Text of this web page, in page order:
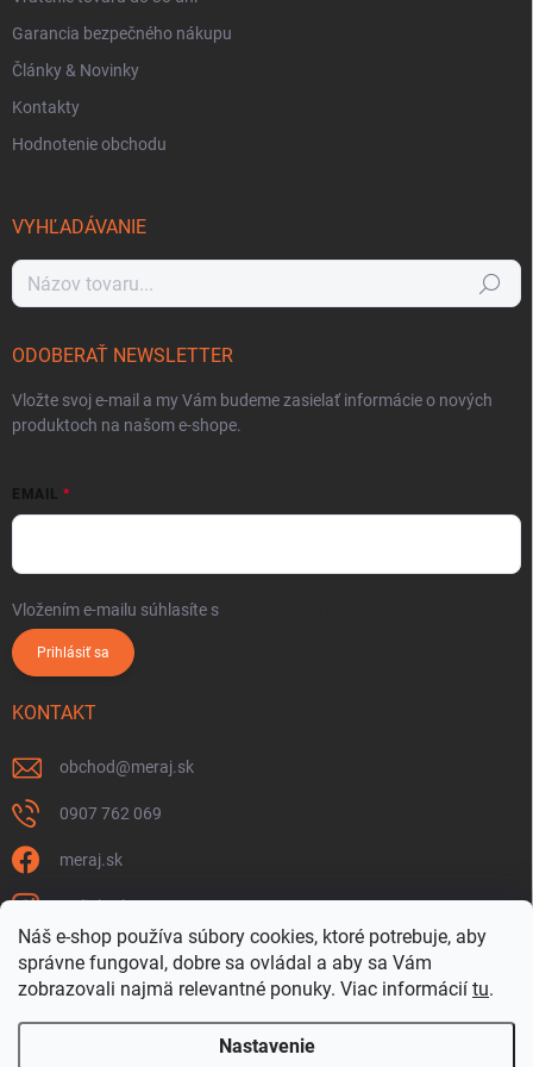
Náš e-shop používa súbory cookies, ktoré potrebuje, aby
správne fungoval, dobre sa ovládal a aby sa Vám
zobrazovali najmä relevantné ponuky. Viac informácií tu.
Nastavenie
Garancia bezpečného nákupu
Články & Novinky
Kontakty
Hodnotenie obchodu
VYHĽADÁVANIE
Hľadať
ODOBERAŤ NEWSLETTER
Vložte svoj e-mail a my Vám budeme zasielať informácie o nových
produktoch na našom e-shope.
EMAIL
Vložením e-mailu súhlasíte s
Prihlásiť sa
KONTAKT
obchod@meraj.sk
0907 762 069
meraj.sk
m_link_sk
https://www.youtube.com/@meraj-sk
@m_link_sk